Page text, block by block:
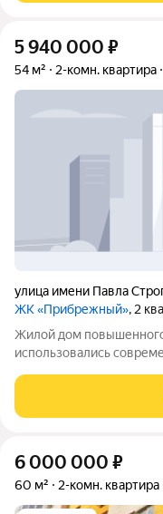
5 940 000 ₽
54 м² 2-комн. квартира
улица имени Павла
ЖК «Прибрежный», 2
Жилой дом
использовались
расположены удобно,
6 000 000 ₽
60 м² 2-комн. квартира